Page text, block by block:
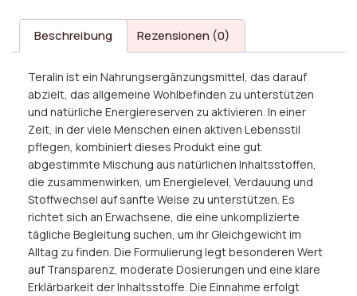
Beschreibung Rezensionen (0)
Teralin ist ein Nahrungsergänzungsmittel, das darauf
abzielt, das allgemeine Wohlbefinden zu unterstützen
und natürliche Energiereserven zu aktivieren. In einer
Zeit, in der viele Menschen einen aktiven Lebensstil
pflegen, kombiniert dieses Produkt eine gut
abgestimmte Mischung aus natürlichen Inhaltsstoffen,
die zusammenwirken, um Energielevel, Verdauung und
Stoffwechsel auf sanfte Weise zu unterstützen. Es
richtet sich an Erwachsene, die eine unkomplizierte
tägliche Begleitung suchen, um ihr Gleichgewicht im
Alltag zu finden. Die Formulierung legt besonderen Wert
auf Transparenz, moderate Dosierungen und eine klare
Erklärbarkeit der Inhaltsstoffe. Die Einnahme erfolgt